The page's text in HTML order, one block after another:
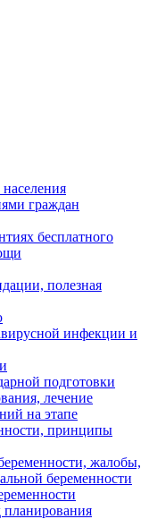
граждан
бесплатного
полезная
инфекции и
подготовки
лечение
на этапе
принципы
жалобы,
беременности